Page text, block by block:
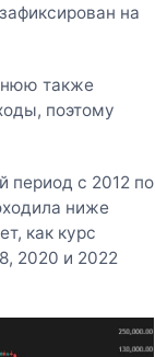
на
также
поэтому
период с 2012 по
ниже
как курс
2020 и 2022